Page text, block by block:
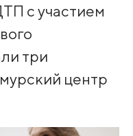
с участием
три
центр